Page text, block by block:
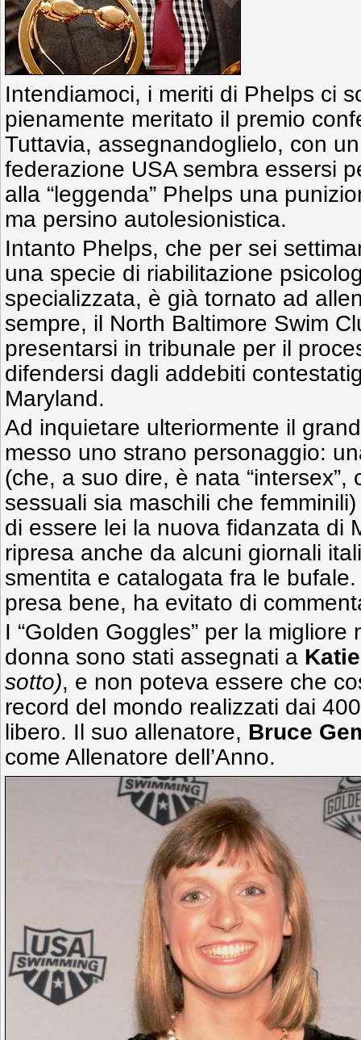
Intendiamoci, i meriti di Phelps ci
pienamente meritato il premio
Tuttavia, assegnandoglielo, con
federazione USA sembra essersi
alla “leggenda” Phelps una
ma persino autolesionistica.
Intanto Phelps, che per sei
una specie di riabilitazione
specializzata, è già tornato ad
sempre, il North Baltimore Swim
presentarsi in tribunale per il
difendersi dagli addebiti
Maryland.
Ad inquietare ulteriormente il
messo uno strano personaggio:
(che, a suo dire, è nata “intersex”,
sessuali sia maschili che
di essere lei la nuova fidanzata di
ripresa anche da alcuni giornali
smentita e catalogata fra le
presa bene, ha evitato di
I “Golden Goggles” per la
donna sono stati assegnati a
sotto), e non poteva essere che
record del mondo realizzati dai
libero. Il suo allenatore, Bruce
come Allenatore dell’Anno.